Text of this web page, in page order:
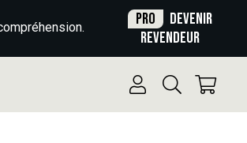
Pro
Devenir
revendeur